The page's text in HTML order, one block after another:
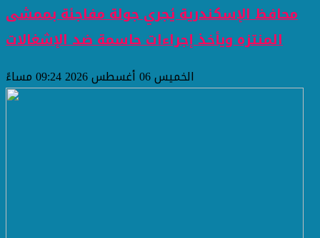
محافظ الإسكندرية يُجري جولة مفاجئة بممشى
المنتزه ويأخذ إجراءات حاسمة ضد الإشغالات
الخميس 06 أغسطس 2026 09:24 مساءً